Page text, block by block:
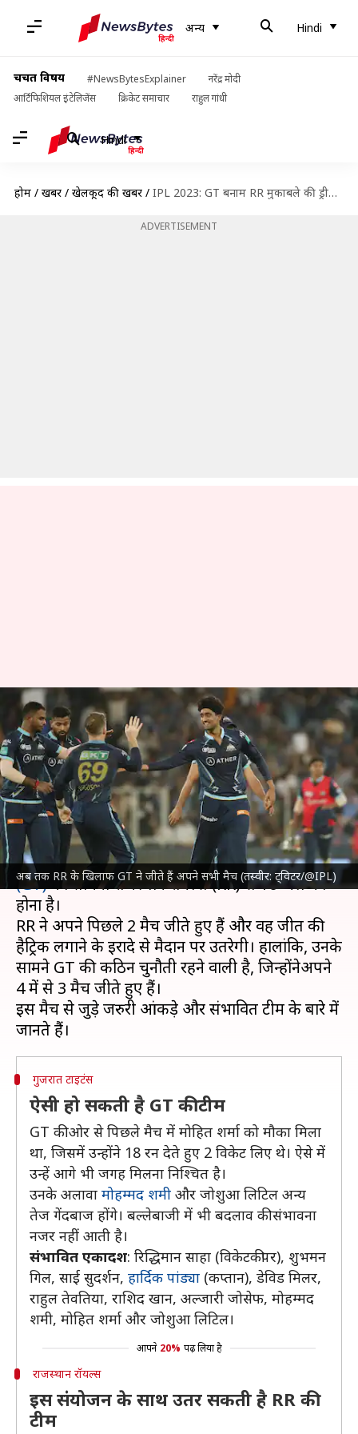
अन्य Hindi
चर्चित विषय #NewsBytesExplainer
नरेंद्र मोदी
आर्टिफिशियल इंटेलिजेंस
क्रिकेट समाचार राहुल गांधी
Hindi
होम / खबरें / खेलकूद की खबरें / IPL 2023: GT बनाम RR मुकाबले की ड्रीम इलेवन, प्रीव्यू और अहम आंकड़े
ADVERTISEMENT
अब तक RR के खिलाफ GT ने जीते हैं अपने सभी मैच (तस्वीर: ट्विटर/@IPL)
IPL 2023: GT बनाम RR मुकाबले
की ड्रीम इलेवन, प्रीव्यू और अहम
आंकड़े
लेखन अंकित पसबोला Apr 15, 2023 04:09 pm
क्या है खबर?
इंडियन प्रीमियर लीग (IPL)के 23वें मैच मेंगुजरात टाइटंस
(GT)का सामना राजस्थान रॉयल्स (RR) से 16 अप्रैल को
होना है।
RR ने अपने पिछले 2 मैच जीते हुए हैं और वह जीत की
हैट्रिक लगाने के इरादे से मैदान पर उतरेगी। हालांकि, उनके
सामने GT की कठिन चुनौती रहने वाली है, जिन्होंनेअपने
4 में से 3 मैच जीते हुए हैं।
इस मैच से जुड़े जरुरी आंकड़े और संभावित टीम के बारे में
गुजरात टाइटंस
ऐसी हो सकती है GT की टीम
GT की ओर से पिछले मैच में मोहित शर्मा को मौका मिला
था, जिसमें उन्होंने 18 रन देते हुए 2 विकेट लिए थे। ऐसे में
उन्हें आगे भी जगह मिलना निश्चित है।
उनके अलावा मोहम्मद शमी और जोशुआ लिटिल अन्य
तेज गेंदबाज होंगे। बल्लेबाजी में भी बदलाव की संभावना
नजर नहीं आती है।
संभावित एकादश: रिद्धिमान साहा (विकेटकीपर), शुभमन
गिल, साई सुदर्शन, हार्दिक पांड्या (कप्तान), डेविड मिलर,
राहुल तेवतिया, राशिद खान, अल्जारी जोसेफ, मोहम्मद
शमी, मोहित शर्मा और जोशुआ लिटिल।
आपने 20% पढ़ लिया है
राजस्थान रॉयल्स
इस संयोजन के साथ उतर सकती है RR की
टीम